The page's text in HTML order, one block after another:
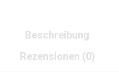
Beschreibung
Rezensionen (0)